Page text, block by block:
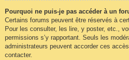
Pourquoi ne puis-je pas accéder à un
Certains forums peuvent être réservés à
Pour les consulter, les lire, y poster, etc.,
permissions s’y rapportant. Seuls les
administrateurs peuvent accorder ces
contacter.